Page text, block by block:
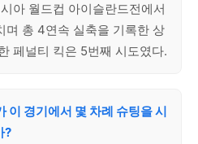
아 월드컵 아이슬란드전에서
며 총 4연속 실축을 기록한 상
페널티 킥은 5번째 시도였다.
경기에서 몇 차례 슈팅을 시
?